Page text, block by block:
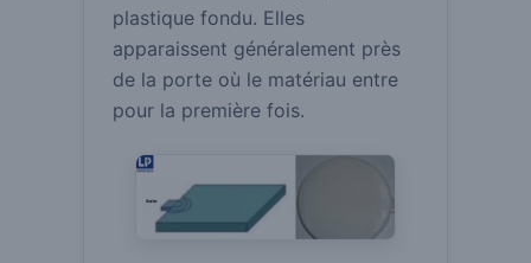
plastique fondu. Elles
apparaissent généralement près
de la porte où le matériau entre
pour la première fois.